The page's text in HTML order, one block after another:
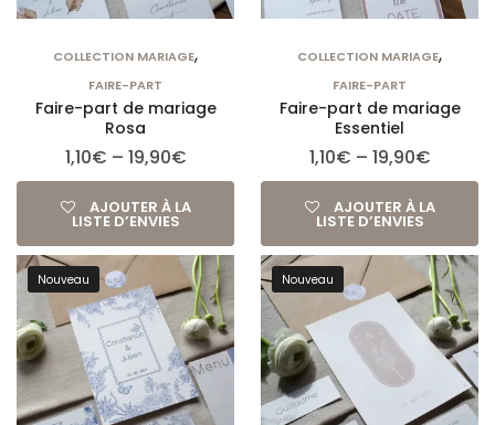
COLLECTION MARIAGE,
FAIRE-PART
Faire-part de mariage
Rosa
1,10€ – 19,90€
AJOUTER À LA
LISTE D’ENVIES
COLLECTION MARIAGE,
FAIRE-PART
Faire-part de mariage
Essentiel
1,10€ – 19,90€
AJOUTER À LA
LISTE D’ENVIES
Nouveau Nouveau